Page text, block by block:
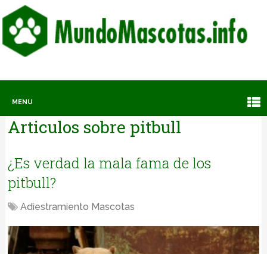
MENU
Articulos sobre pitbull
¿Es verdad la mala fama de los
pitbull?
Adiestramiento Mascotas